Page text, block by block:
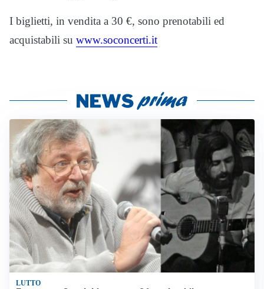
I biglietti, in vendita a 30 €, sono prenotabili ed
acquistabili su www.soconcerti.it
LUTTO